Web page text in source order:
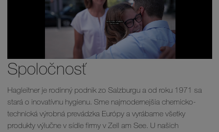
Spoločnosť
Hagleitner je rodinný podnik zo Salzburgu a od roku 1971 sa
stará o inovatívnu hygienu. Sme najmodernejšia chemicko-
technická výrobná prevádzka Európy a vyrábame všetky
produkty výlučne v sídle firmy v Zell am See. U našich